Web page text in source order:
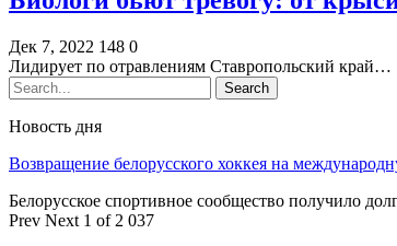
Дек 7, 2022 148 0
Лидирует по отравлениям Ставропольский край…
Новость дня
Возвращение белорусского хоккея на
Белорусское спортивное сообщество получило
Prev Next 1 of 2 037